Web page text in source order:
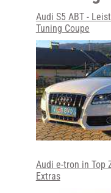
Audi S5 ABT -
Tuning Coupe
Audi e-tron in Top
Extras